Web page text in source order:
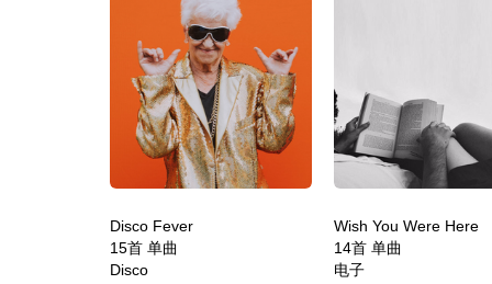
Disco Fever
15首 单曲
Disco
Wish You Were Here
14首 单曲
电子